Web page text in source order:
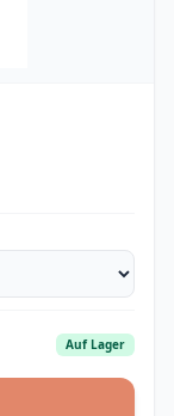
Auf Lager